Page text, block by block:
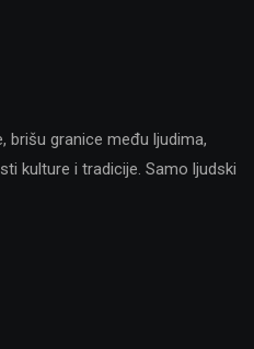
brišu granice među ljudima,
kulture i tradicije. Samo ljudski